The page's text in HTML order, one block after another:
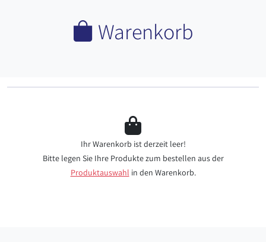
Warenkorb
Ihr Warenkorb ist derzeit leer!
Bitte legen Sie Ihre Produkte zum bestellen aus der
Produktauswahl in den Warenkorb.